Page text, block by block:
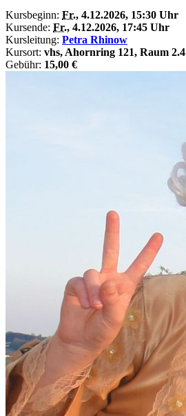
Kursbeginn: Fr., 4.12.2026, 15:30 Uhr
Kursende: Fr., 4.12.2026, 17:45 Uhr
Kursleitung: Petra Rhinow
Kursort: vhs, Ahornring 121, Raum 2.4
Gebühr: 15,00 €